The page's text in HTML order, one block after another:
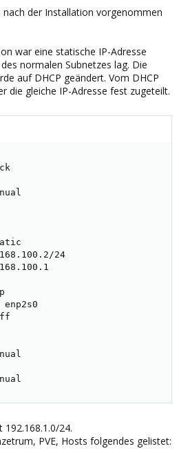
der Installation vorgenommen
war eine statische IP-Adresse
normalen Subnetzes lag. Die
auf DHCP geändert. Vom DHCP
die gleiche IP-Adresse fest zugeteilt.
24
enp2s0
192.168.1.0/24.
PVE, Hosts folgendes gelistet: